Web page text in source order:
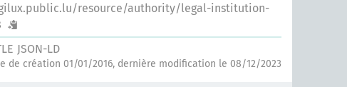
resource/authority/legal-institution-
JSON-LD
de création 01/01/2016, dernière modification le 08/12/2023